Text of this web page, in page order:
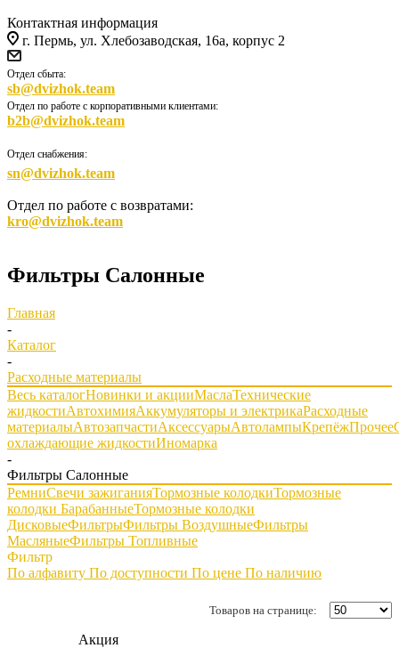
Контактная информация
г. Пермь, ул. Хлебозаводская, 16а, корпус 2
Отдел сбыта:
sb@dvizhok.team
Отдел по работе с корпоративными клиентами:
b2b@dvizhok.team
Отдел снабжения:
sn@dvizhok.team
Отдел по работе с возвратами:
kro@dvizhok.team
Фильтры Салонные
Главная
-
Каталог
-
Расходные материалы
Весь каталогНовинки и акцииМаслаТехнические
жидкостиАвтохимияАккумуляторы и электрикаРасходные
материалыАвтозапчастиАксессуарыАвтолампыКрепёжПрочее
охлаждающие жидкостиИномарка
-
Фильтры Салонные
РемниСвечи зажиганияТормозные колодкиТормозные
колодки БарабанныеТормозные колодки
ДисковыеФильтрыФильтры ВоздушныеФильтры
МасляныеФильтры Топливные
Фильтр
По алфавиту По доступности По цене По наличию
Товаров на странице:
Акция